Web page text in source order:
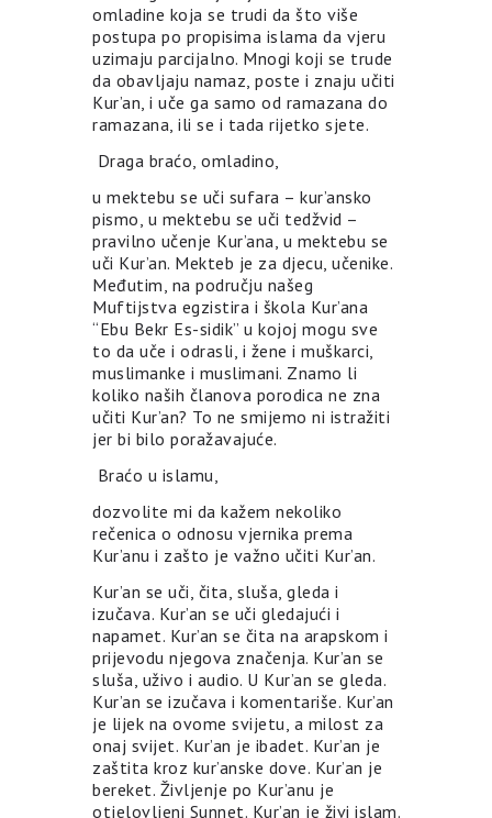
omladine koja se trudi da što više
postupa po propisima islama da vjeru
uzimaju parcijalno. Mnogi koji se trude
da obavljaju namaz, poste i znaju učiti
Kur’an, i uče ga samo od ramazana do
ramazana, ili se i tada rijetko sjete.
Draga braćo, omladino,
u mektebu se uči sufara – kur’ansko
pismo, u mektebu se uči tedžvid –
pravilno učenje Kur’ana, u mektebu se
uči Kur’an. Mekteb je za djecu, učenike.
Međutim, na području našeg
Muftijstva egzistira i škola Kur’ana
“Ebu Bekr Es-sidik” u kojoj mogu sve
to da uče i odrasli, i žene i muškarci,
muslimanke i muslimani. Znamo li
koliko naših članova porodica ne zna
učiti Kur’an? To ne smijemo ni istražiti
jer bi bilo poražavajuće.
Braćo u islamu,
dozvolite mi da kažem nekoliko
rečenica o odnosu vjernika prema
Kur’anu i zašto je važno učiti Kur’an.
Kur’an se uči, čita, sluša, gleda i
izučava. Kur’an se uči gledajući i
napamet. Kur’an se čita na arapskom i
prijevodu njegova značenja. Kur’an se
sluša, uživo i audio. U Kur’an se gleda.
Kur’an se izučava i komentariše. Kur’an
je lijek na ovome svijetu, a milost za
onaj svijet. Kur’an je ibadet. Kur’an je
zaštita kroz kur’anske dove. Kur’an je
bereket. Življenje po Kur’anu je
otjelovljeni Sunnet. Kur’an je živi islam.